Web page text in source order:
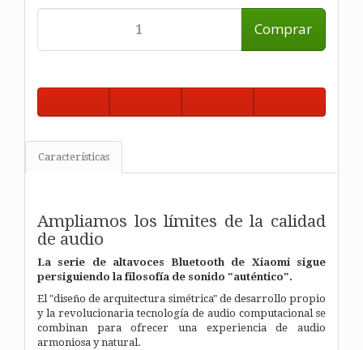
Comprar
Características
Ampliamos los límites de la calidad
de audio
La serie de altavoces Bluetooth de Xiaomi sigue
persiguiendo la filosofía de sonido "auténtico".
El "diseño de arquitectura simétrica" de desarrollo propio
y la revolucionaria tecnología de audio computacional se
combinan para ofrecer una experiencia de audio
armoniosa y natural.